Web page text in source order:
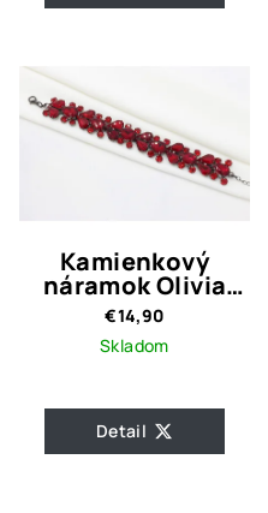
Kamienkový
náramok Olivia
Red
€14,90
Skladom
Detail